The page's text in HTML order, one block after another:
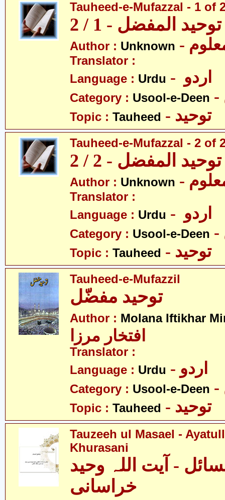
Tauheed-e-Mufazzal - 1 of
توحید المفضل - 1 / 2
Author : Unknown
Translator :
Language : Urdu
Category : Usool-e-Deen
Topic : Tauheed - توحید
Tauheed-e-Mufazzal - 2 of
توحید المفضل - 2 / 2
Author : Unknown
Translator :
Language : Urdu
Category : Usool-e-Deen
Topic : Tauheed - توحید
Tauheed-e-Mufazzil
توحید مفضّل
Author : Molana Iftikhar
افتخار مرزا
Translator :
Language : Urdu - اردو
Category : Usool-e-Deen
Topic : Tauheed - توحید
Tauzeeh ul Masael -
Khurasani
- آیت اللہ وحید
خراسانی